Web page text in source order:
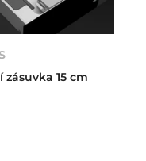
zásuvka 15 cm